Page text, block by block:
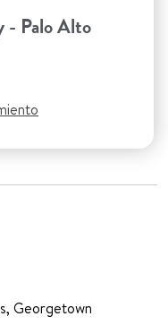
- Palo Alto
Georgetown